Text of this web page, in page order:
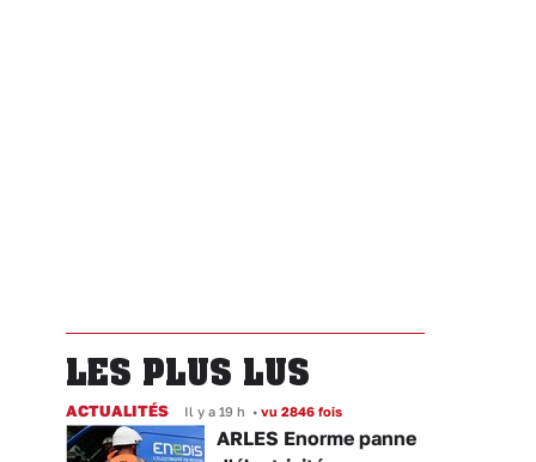
LES PLUS LUS
ACTUALITÉS Il y a 19 h • vu 2846 fois
ARLES Enorme panne